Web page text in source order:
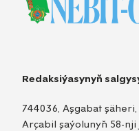
Redaksiýasynyň
744036, Aşgabat şäheri,
Arçabil şaýolunyň 58-nji